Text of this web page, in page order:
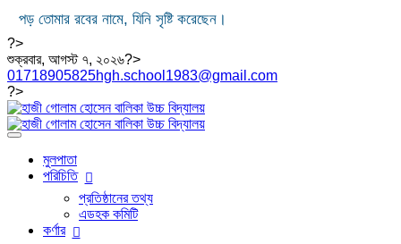
পড় তোমার রবের নামে, যিনি সৃষ্টি করেছেন।
?>
শুক্রবার, আগস্ট ৭, ২০২৬?>
01718905825hgh.school1983@gmail.com
?>
মুলপাতা
পরিচিতি
প্রতিষ্ঠানের তথ্য
এডহক কমিটি
কর্ণার